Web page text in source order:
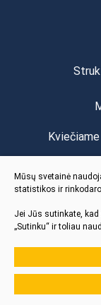
Mūsų svetainė
statistikos ir
Jei Jūs sutinkate,
„Sutinku“ ir toliau